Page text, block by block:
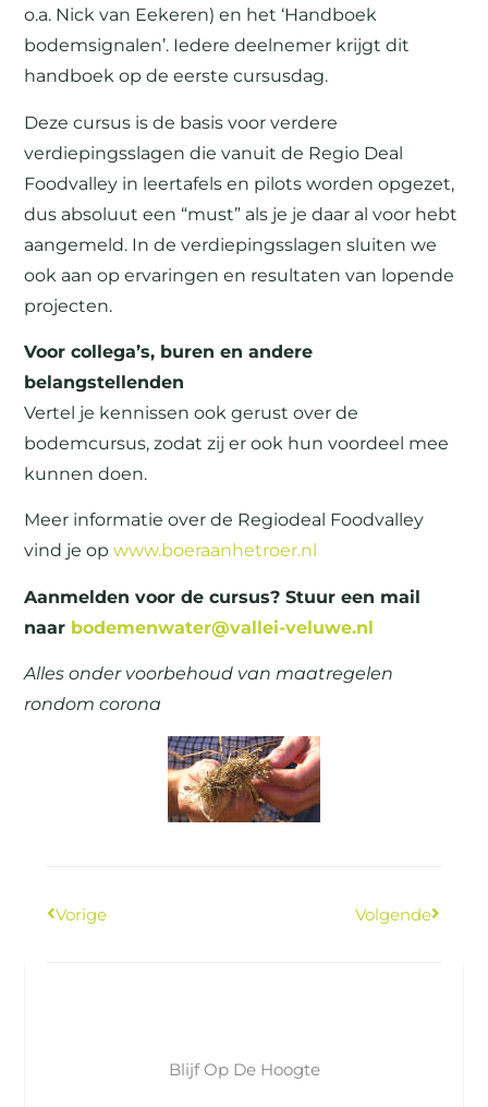
o.a. Nick van Eekeren) en het ‘Handboek
bodemsignalen’. Iedere deelnemer krijgt dit
handboek op de eerste cursusdag.
Deze cursus is de basis voor verdere
verdiepingsslagen die vanuit de Regio Deal
Foodvalley in leertafels en pilots worden opgezet,
dus absoluut een “must” als je je daar al voor hebt
aangemeld. In de verdiepingsslagen sluiten we
ook aan op ervaringen en resultaten van lopende
projecten.
Voor collega’s, buren en andere
belangstellenden
Vertel je kennissen ook gerust over de
bodemcursus, zodat zij er ook hun voordeel mee
kunnen doen.
Meer informatie over de Regiodeal Foodvalley
vind je opwww.boeraanhetroer.nl
Aanmelden voor de cursus? Stuur een mail
naar bodemenwater@vallei-veluwe.nl
Alles onder voorbehoud van maatregelen
rondom corona
Vorige Volgende
Blijf Op De Hoogte